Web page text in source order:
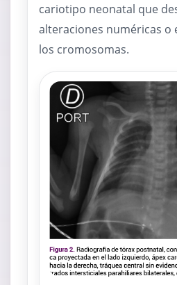
cariotipo neonatal que
alteraciones numéricas o
los cromosomas.